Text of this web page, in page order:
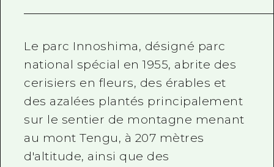
Le parc Innoshima, désigné parc
national spécial en 1955, abrite des
cerisiers en fleurs, des érables et
des azalées plantés principalement
sur le sentier de montagne menant
au mont Tengu, à 207 mètres
d'altitude, ainsi que des